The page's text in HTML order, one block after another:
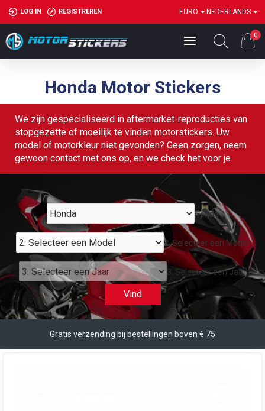
LOG IN REGISTREREN EURO NEDERLANDS
0
Honda Motor Stickers
We zijn gespecialiseerd in aftermarket-reproducties van
stopgezette of moeilijk te vinden motorstickers. Uw
model of motorkleur niet gevonden? Geen zorgen, neem
gewoon contact met ons op, en we check het voor je.
Honda
2. Selecteer een Model
3. Selecteer een Jaar
Vind
Gratis verzending bij bestellingen boven € 75